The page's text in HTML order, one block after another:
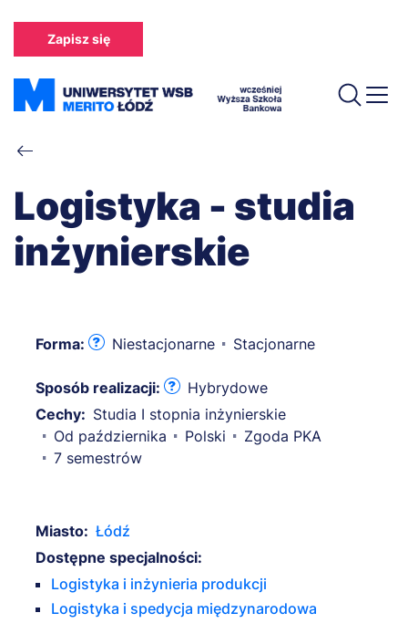
treści
Zapisz się
Ścieżka
nawigacyjna
Logistyka - studia
inżynierskie
Forma: Niestacjonarne Stacjonarne
Sposób realizacji:
Hybrydowe
Cechy: Studia I stopnia inżynierskie
Od października
Polski
Zgoda PKA
7 semestrów
Miasto: Łódź
Dostępne specjalności:
Logistyka i inżynieria produkcji
Logistyka i spedycja międzynarodowa